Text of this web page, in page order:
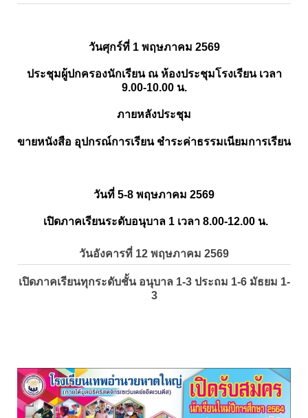
วันศุกร์ที่ 1 พฤษภาคม 2569
ประชุมผู้ปกครองนักเรียน ณ ห้องประชุมโรงเรียน เวลา
9.00-10.00 น.
ภายหลังประชุม
ขายหนังสือ อุปกรณ์การเรียน ชำระค่าธรรมเนียมการเรียน
วันที่ 5-8 พฤษภาคม 2569
เปิดภาคเรียนระดับอนุบาล 1 เวลา 8.00-12.00 น.
วันอังคารที่ 12 พฤษภาคม 2569
เปิดภาคเรียนทุกระดับชั้น อนุบาล 1-3 ประถม 1-6 มัธยม 1-
3